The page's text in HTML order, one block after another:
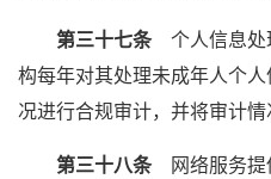
第三十七条个人信息处
构每年对其处理未成年人个
况进行合规审计，并将审计情
第三十八条网络服务提